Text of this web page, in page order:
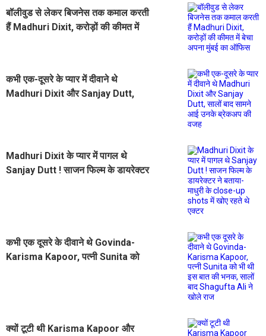
बॉलीवुड से लेकर बिजनेस तक कमाल करती
हैं Madhuri Dixit, करोड़ों की कीमत में
कभी एक-दूसरे के प्यार में दीवाने थे
Madhuri Dixit और Sanjay Dutt,
Madhuri Dixit के प्यार में पागल थे
Sanjay Dutt ! साजन फिल्म के डायरेक्टर
कभी एक दूसरे के दीवाने थे Govinda-
Karisma Kapoor, पत्नी Sunita को
क्यों टूटी थी Karisma Kapoor और